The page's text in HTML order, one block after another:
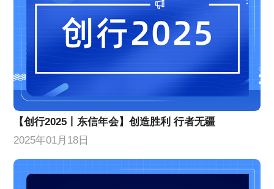
【创行2025丨东信年会】创造胜利 行者无疆
2025年01月18日